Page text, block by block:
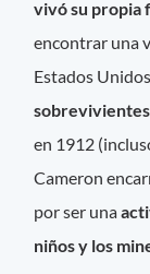
vivó su propia
encontrar una
Estados
en 1912
Cameron
por ser una
niños y los